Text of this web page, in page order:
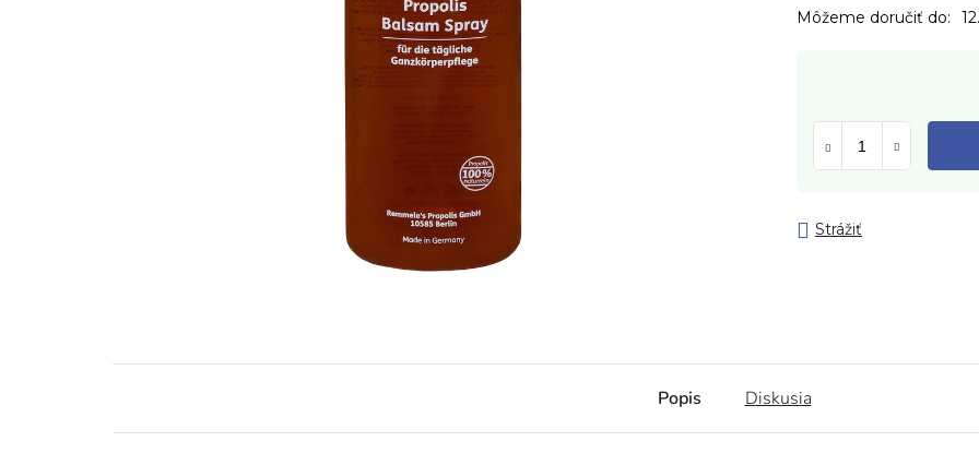
Môžeme doručiť do:
Strážiť
Popis Diskusia